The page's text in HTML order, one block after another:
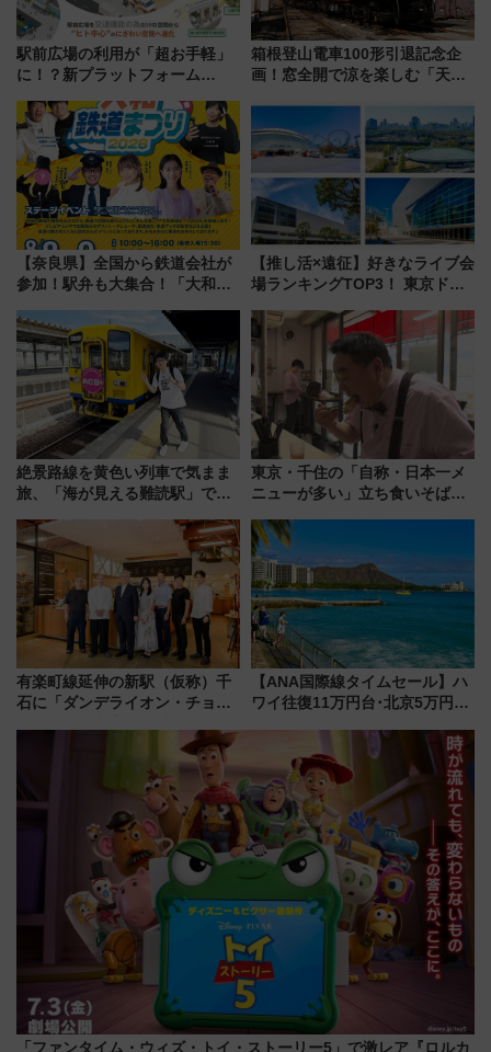
駅前広場の利用が「超お手軽」
に！？新プラットフォーム
マホで簡単申請 物販や演奏会な
どに【JR東日本】
箱根登山電車100形引退記念企
画！窓全開で涼を楽しむ「天然
【奈良県】全国から鉄道会社が
参加！駅弁も大集合！「大和鉄
に開催決定
【推し活×遠征】好きなライブ会
場ランキングTOP3！ 東京ドー
由と交通アクセス術、ライブ会
場に何を求める？
絶景路線を黄色い列車で気まま
旅、「海が見える難読駅」で幸
「新・鉄道ひとり旅」279回目
の舞台は「島原鉄道」
東京・千住の「自称・日本一メ
ニューが多い」立ち食いそば屋
地のふらっと立ち食いそば』
7/27夜10時～放送
有楽町線延伸の新駅（仮称）千
石に「ダンデライオン・チョコ
1億円出資で挑む新時代のまちづ
【ANA国際線タイムセール】ハ
ワイ往復11万円台･北京5万円台
来春のGW旅行まで狙える激ア
ツ路線まとめ（8/10まで）
「ファンタイム・ウィズ・トイ・ストーリー5」で激レア『ロルカ